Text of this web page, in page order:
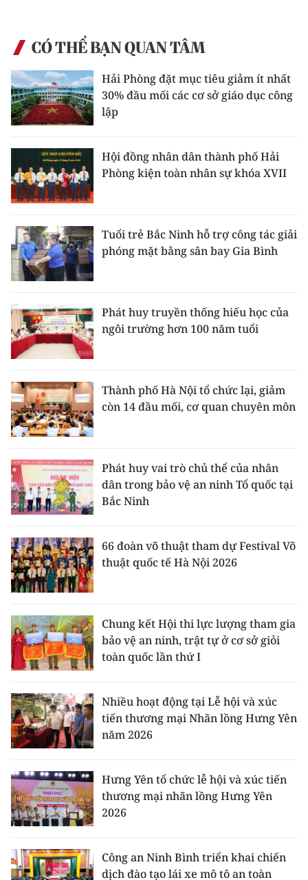
CÓ THỂ BẠN QUAN TÂM
Hải Phòng đặt mục tiêu giảm ít nhất
30% đầu mối các cơ sở giáo dục công
lập
Hội đồng nhân dân thành phố Hải
Phòng kiện toàn nhân sự khóa XVII
Tuổi trẻ Bắc Ninh hỗ trợ công tác giải
phóng mặt bằng sân bay Gia Bình
Phát huy truyền thống hiếu học của
ngôi trường hơn 100 năm tuổi
Thành phố Hà Nội tổ chức lại, giảm
còn 14 đầu mối, cơ quan chuyên môn
Phát huy vai trò chủ thể của nhân
dân trong bảo vệ an ninh Tổ quốc tại
Bắc Ninh
66 đoàn võ thuật tham dự Festival Võ
thuật quốc tế Hà Nội 2026
Chung kết Hội thi lực lượng tham gia
bảo vệ an ninh, trật tự ở cơ sở giỏi
toàn quốc lần thứ I
Nhiều hoạt động tại Lễ hội và xúc
tiến thương mại Nhãn lồng Hưng Yên
năm 2026
Hưng Yên tổ chức lễ hội và xúc tiến
thương mại nhãn lồng Hưng Yên
2026
Công an Ninh Bình triển khai chiến
dịch đào tạo lái xe mô tô an toàn